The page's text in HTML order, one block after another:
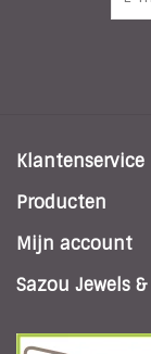
Klantenservice
Producten
Mijn account
Sazou Jewels